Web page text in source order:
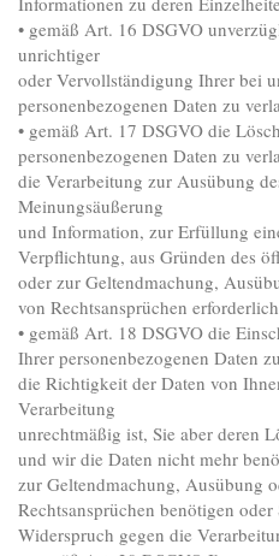
• gemäß Art. 16 DSGVO
unrichtiger
oder Vervollständigung Ihrer bei
personenbezogenen Daten zu
• gemäß Art. 17 DSGVO die
personenbezogenen Daten zu
die Verarbeitung zur Ausübung
Meinungsäußerung
und Information, zur Erfüllung
Verpflichtung, aus Gründen des
oder zur Geltendmachung,
von Rechtsansprüchen
• gemäß Art. 18 DSGVO die
Ihrer personenbezogenen Daten
die Richtigkeit der Daten von
Verarbeitung
unrechtmäßig ist, Sie aber deren
und wir die Daten nicht mehr
zur Geltendmachung, Ausübung
Rechtsansprüchen benötigen
Widerspruch gegen die